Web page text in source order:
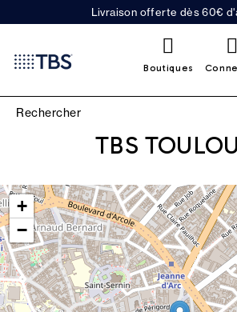
Livraison offerte dès 60€
Boutiques
TBS
+
−